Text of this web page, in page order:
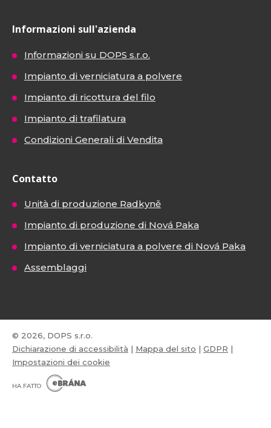
Informazioni sull'azienda
Informazioni su DOPS s.r.o.
Impianto di verniciatura a polvere
Impianto di ricottura del filo
Impianto di trafilatura
Condizioni Generali di Vendita
Contatto
Unità di produzione Radkyně
Impianto di produzione di Nová Paka
Impianto di verniciatura a polvere di Nová Paka
Assemblaggi
© 2026, DOPS s.r.o.
Dichiarazione di accessibilità | Mappa del sito | GDPR |
Impostazioni dei cookie
HA FATTO
B